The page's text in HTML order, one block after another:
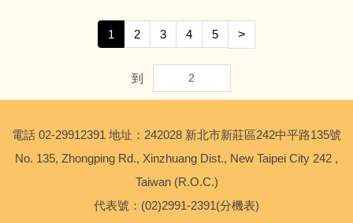
1 2 3 4 5 >
到
電話 02-29912391 地址：242028 新北市新莊區242中平路135號
No. 135, Zhongping Rd., Xinzhuang Dist., New Taipei City 242 ,
Taiwan (R.O.C.)
代表號：(02)2991-2391(分機表)